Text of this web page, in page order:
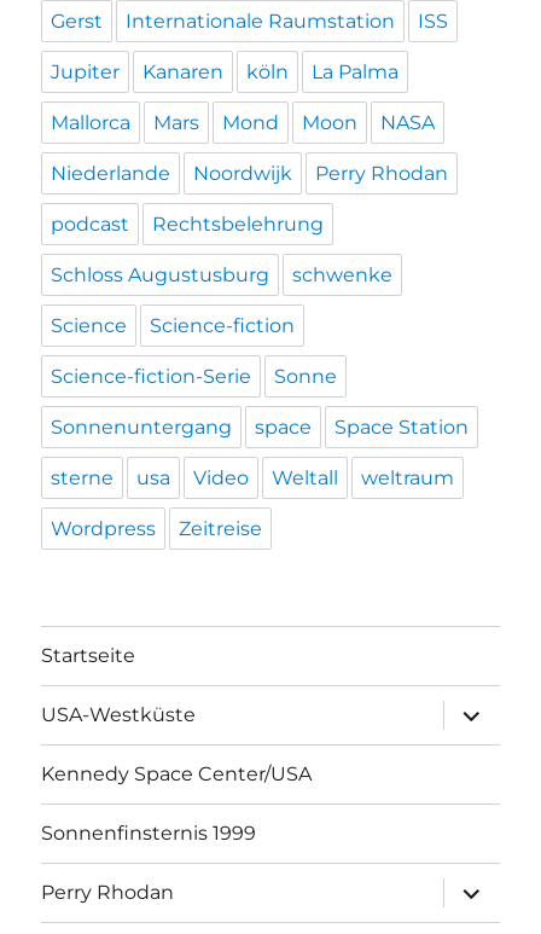
Gerst Internationale Raumstation ISS
Jupiter Kanaren köln La Palma
Mallorca Mars Mond Moon NASA
Niederlande Noordwijk Perry Rhodan
podcast Rechtsbelehrung
Schloss Augustusburg schwenke
Science Science-fiction
Science-fiction-Serie Sonne
Sonnenuntergang space Space Station
sterne usa Video Weltall weltraum
Wordpress Zeitreise
Startseite
USA-Westküste
öffnen
Kennedy Space Center/USA
Sonnenfinsternis 1999
Perry Rhodan
öffnen